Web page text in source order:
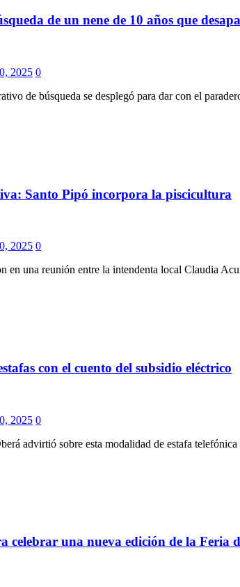
de un nene de 10 años que
2025 0
de búsqueda se desplegó para dar con el
Santo Pipó incorpora la piscicultura
2025 0
en una reunión entre la intendenta local Claudia
con el cuento del subsidio eléctrico
2025 0
advirtió sobre esta modalidad de estafa
celebrar una nueva edición de la